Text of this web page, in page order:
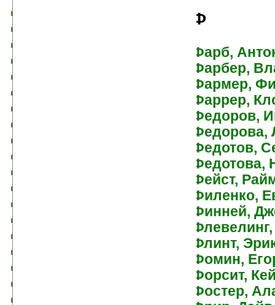
Даррелл, Джеральд
Дарт-Торнтон, Сесилия
Дашков, Андрей
Дворецкая, Елизавета
Дворник, Андрей
де Камп, Спрэг
Де Ченси, Джон
Деверо, Джуд
Дегтярева, Виктория
дель Карло, Эрик
Дельвиг, Антонина
Демин, Валерий
Деннинг, Трой
Дерлет, Август
Джевага, Сергей
Джевинский, Анджей
Джейкс, Джон
Джеймисин, Нора К.
Джеллис, Роберта
Ф
Фарб,
Фарбер,
Фармер,
Фаррер,
Федоров,
Федорова,
Федотов,
Федотова,
Фейст,
Филенко,
Финней,
Флинт,
Фомин,
Форсит,
Фостер,